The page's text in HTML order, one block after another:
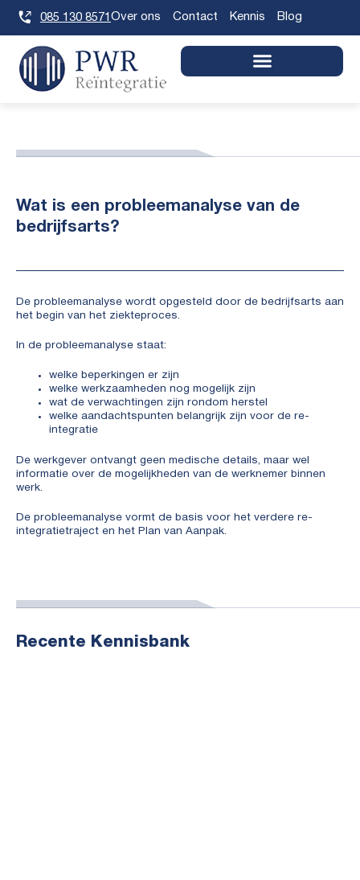
Skip
content
085 130 8571 Over ons Contact Kennis Blog
Wat is een probleemanalyse van de
bedrijfsarts?
De probleemanalyse wordt opgesteld door de bedrijfsarts aan
het begin van het ziekteproces.
In de probleemanalyse staat:
welke beperkingen er zijn
welke werkzaamheden nog mogelijk zijn
wat de verwachtingen zijn rondom herstel
welke aandachtspunten belangrijk zijn voor de re-
integratie
De werkgever ontvangt geen medische details, maar wel
informatie over de mogelijkheden van de werknemer binnen
werk.
De probleemanalyse vormt de basis voor het verdere re-
integratietraject en het Plan van Aanpak.
Recente Kennisbank